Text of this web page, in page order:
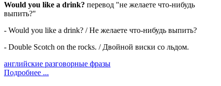
Would you like a drink? перевод "не желаете что-нибудь
выпить?"
- Would you like a drink? / Не желаете что-нибудь выпить?
- Double Scotch on the rocks. / Двойной виски со льдом.
английские разговорные фразы
Подробнее ...